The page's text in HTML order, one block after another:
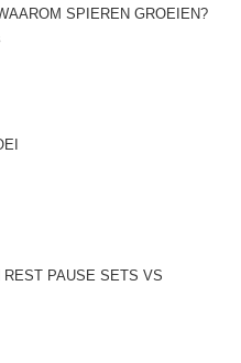
SPIEREN GROEIEN?
PAUSE SETS VS